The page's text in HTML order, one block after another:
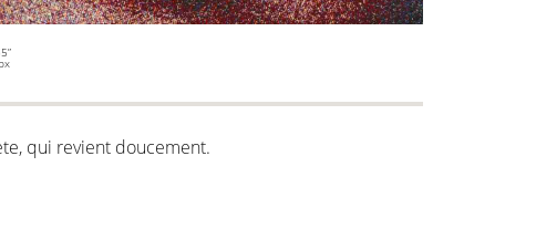
qui revient doucement.